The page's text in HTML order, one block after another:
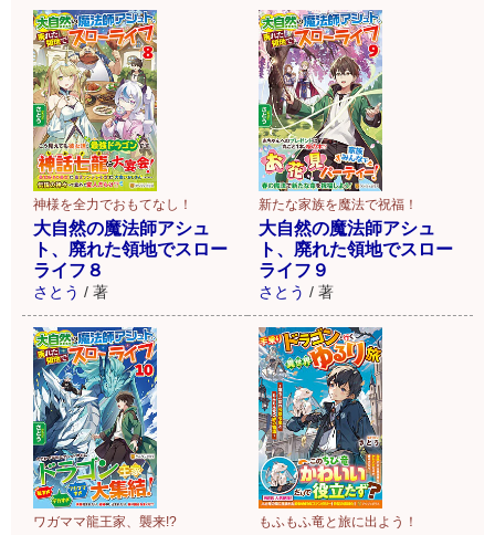
神様を全力でおもてなし！
大自然の魔法師アシュ
ト、廃れた領地でスロー
ライフ８
さとう / 著
新たな家族を魔法で祝福！
大自然の魔法師アシュ
ト、廃れた領地でスロー
ライフ９
さとう / 著
ワガママ龍王家、襲来!? もふもふ竜と旅に出よう！